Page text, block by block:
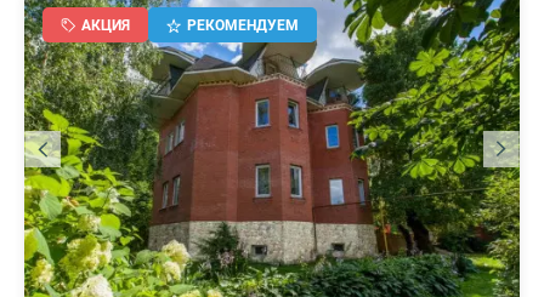
АКЦИЯ РЕКОМЕНДУЕМ